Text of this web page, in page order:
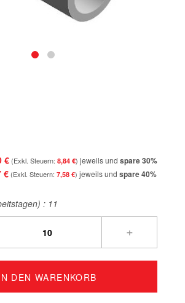
€ 8,84 € jeweils und spare30%
€ 7,58 € jeweils und spare40%
: 11
+
DEN WARENKORB